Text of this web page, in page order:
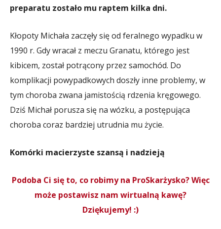
preparatu zostało mu raptem kilka dni.
Kłopoty Michała zaczęły się od feralnego wypadku w
1990 r. Gdy wracał z meczu Granatu, którego jest
kibicem, został potrącony przez samochód. Do
komplikacji powypadkowych doszły inne problemy, w
tym choroba zwana jamistością rdzenia kręgowego.
Dziś Michał porusza się na wózku, a postępująca
choroba coraz bardziej utrudnia mu życie.
Komórki macierzyste szansą i nadzieją
Podoba Ci się to, co robimy na ProSkarżysko? Więc
może postawisz nam wirtualną kawę?
Dziękujemy! :)